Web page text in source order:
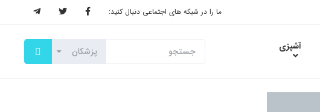
ما را در شبکه های اجتماعی دنبال کنید:
آشپزی